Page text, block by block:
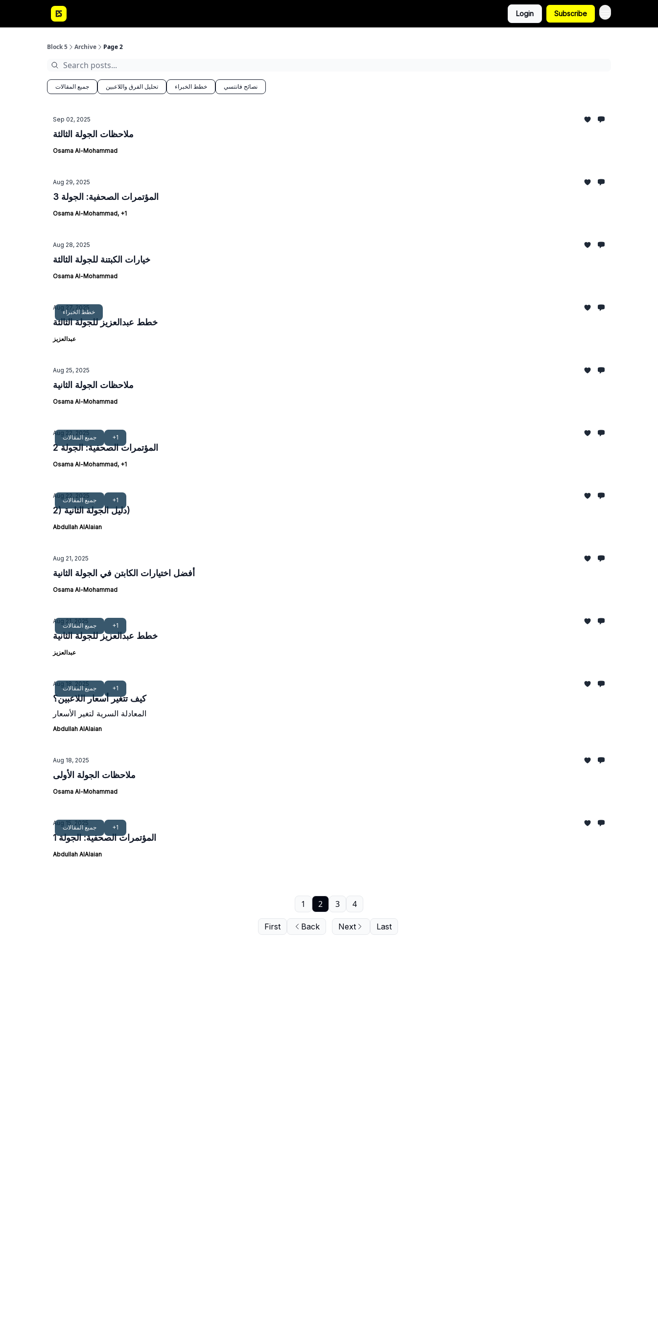
Login Subscribe
Block 5 Archive Page 2
جميع المقالات تحليل الفرق واللاعبين خطط الخبراء نصائح فانتسي
Sep 02, 2025
ملاحظات الجولة الثالثة
Osama Al-Mohammad
Aug 29, 2025
المؤتمرات الصحفية: الجولة 3
Osama Al-Mohammad, +1
Aug 28, 2025
خيارات الكبتنة للجولة الثالثة
Osama Al-Mohammad
خطط الخبراء
Aug 27, 2025
خطط عبدالعزيز للجولة الثالثة
عبدالعزيز
Aug 25, 2025
ملاحظات الجولة الثانية
Osama Al-Mohammad
جميع المقالات +1
Aug 22, 2025
المؤتمرات الصحفية: الجولة 2
Osama Al-Mohammad, +1
جميع المقالات +1
Aug 22, 2025
دليل الجولة الثانية (2)
Abdullah AlAlaian
Aug 21, 2025
أفضل اختيارات الكابتن في الجولة الثانية
Osama Al-Mohammad
جميع المقالات +1
Aug 21, 2025
خطط عبدالعزيز للجولة الثانية
عبدالعزيز
جميع المقالات +1
Aug 18, 2025
كيف تتغير أسعار اللاعبين؟
المعادلة السرية لتغير الأسعار
Abdullah AlAlaian
Aug 18, 2025
ملاحظات الجولة الأولى
Osama Al-Mohammad
جميع المقالات +1
Aug 15, 2025
المؤتمرات الصحفية: الجولة 1
Abdullah AlAlaian
First Back
1 2 3 4
Next Last